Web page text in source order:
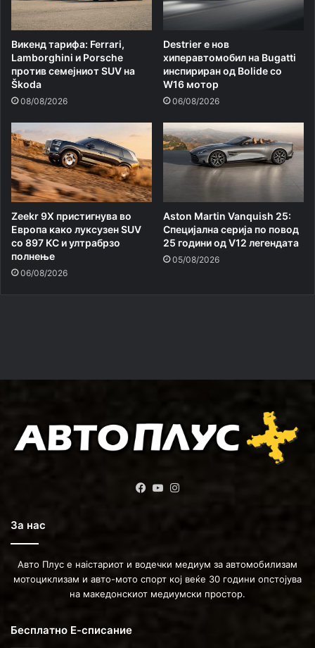
Викенд тарифа: Ferrari,
Lamborghini и Porsche
против семејниот SUV на
Škoda
08/08/2026
Destrier е нов
хиперавтомобил на Bugatti
инспириран од Bolide со
W16 мотор
06/08/2026
Zeekr 9X пристигнува во
Европа како луксузен SUV
со 897 КС и ултрабрзо
полнење
06/08/2026
Aston Martin Vanquish 25:
Специјална серија по повод
25 години од V12 легендата
05/08/2026
Facebook
YouTube
За нас
Авто Плус е наістариот и водечки медиум за автомобилизам
мотоциклизам и авто-мото спорт кој веќе 30 години опстојува
на македонскиот медиумски простор.
Бесплатно Е-списание